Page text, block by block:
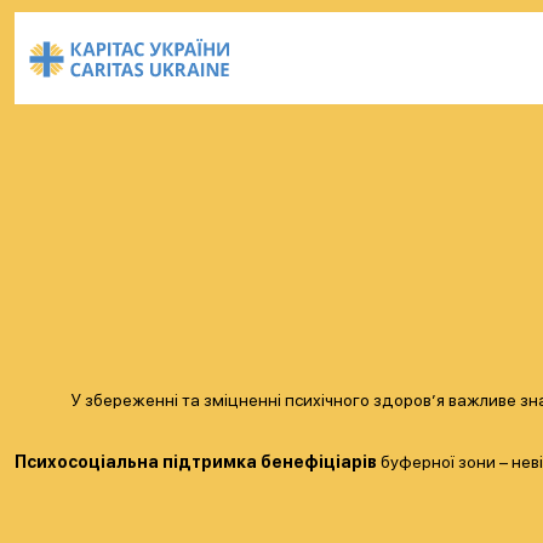
У збереженні та зміцненні психічного здоров’я
Психосоціальна підтримка бенефіціарів буферної зони –